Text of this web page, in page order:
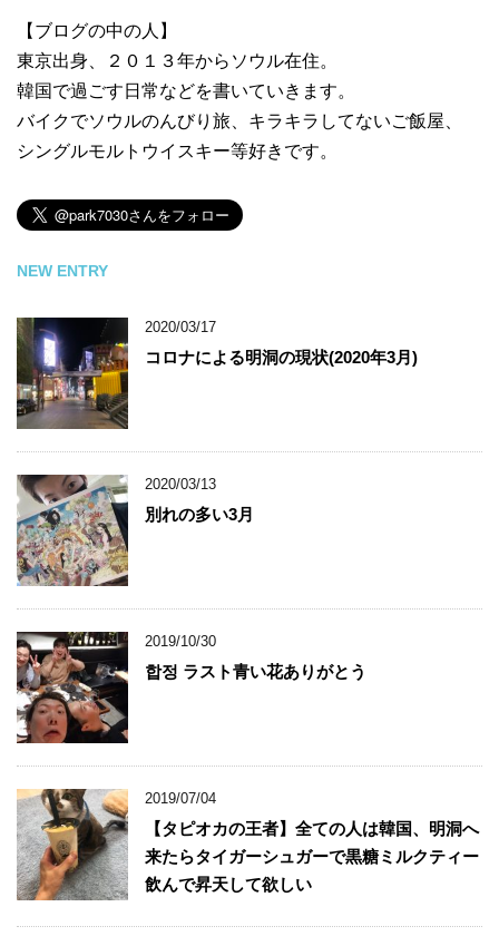
【ブログの中の人】
東京出身、２０１３年からソウル在住。
韓国で過ごす日常などを書いていきます。
バイクでソウルのんびり旅、キラキラしてないご飯屋、
シングルモルトウイスキー等好きです。
NEW ENTRY
2020/03/17
コロナによる明洞の現状(2020年3月)
2020/03/13
別れの多い3月
2019/10/30
합정 ラスト青い花ありがとう
2019/07/04
【タピオカの王者】全ての人は韓国、明洞へ
来たらタイガーシュガーで黒糖ミルクティー
飲んで昇天して欲しい